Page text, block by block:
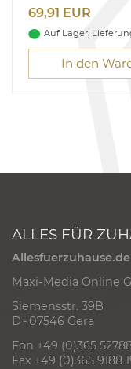
69,91 EUR
Auf Lager,
In den
ALLES FÜR
Allesfuerzuhause.de
Maxi-Media Online
Siemensstr. 39B
D - 07546 Gera
Fon +49 (0)365
Fax +49 (0)365 9188